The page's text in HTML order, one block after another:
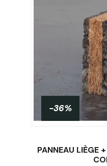
sont ensuite séchées,
comme alternative au
Introduction : Les fibres
enlevant la couche
Les fibres sont ensuite
utilisées comme
nombreuses applications.
-36%
PANNEAU LIÈGE